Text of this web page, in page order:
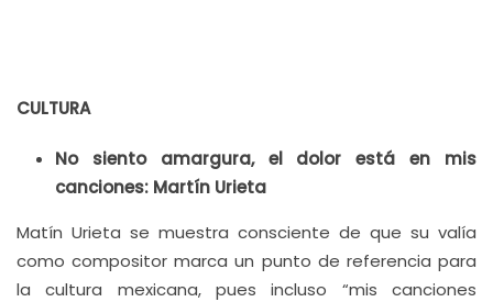
CULTURA
No siento amargura, el dolor está en mis
canciones: Martín Urieta
Matín Urieta se muestra consciente de que su valía
como compositor marca un punto de referencia para
la cultura mexicana, pues incluso “mis canciones